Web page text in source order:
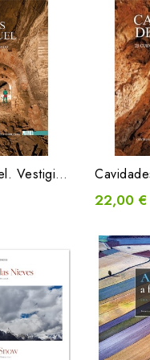
Minas de Teruel. Vestigios del pasado
22,00 €